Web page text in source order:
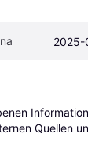
2025-
Quellen